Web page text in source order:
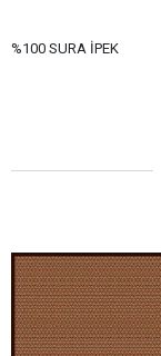
%100 SURA İPEK